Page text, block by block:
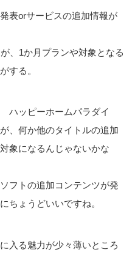
表orサービスの追加情報が
、1か月プランや対象となる
する。
ハッピーホームパラダイ
、何か他のタイトルの追加
象になるんじゃないかな
フトの追加コンテンツが発
ちょうどいいですね。
入る魅力が少々薄いところ